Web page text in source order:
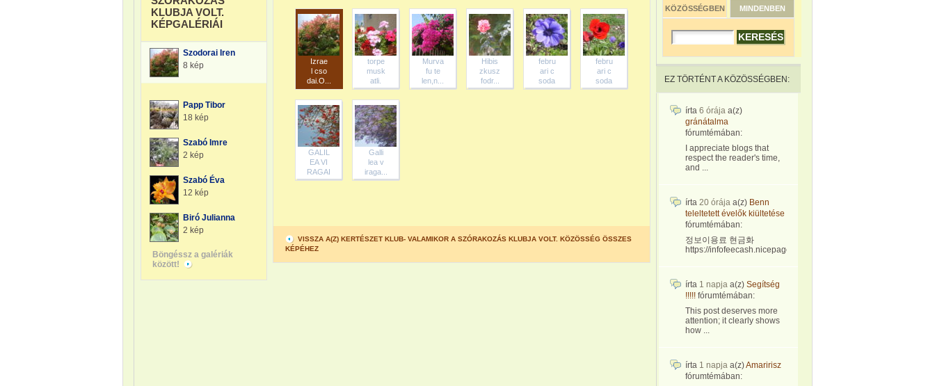
KLUBJA VOLT.
KÉPGALÉRIÁI
Szodorai Iren
8 kép
Papp Tibor
18 kép
Szabó Imre
2 kép
Szabó Éva
12 kép
Biró Julianna
2 kép
Böngéssz a galériák
között!
Izrae
l cso
dai.O...
torpe
musk
atli.
Murva
fu te
len,n...
Hibis
zkusz
fodr...
febru
ari c
soda
febru
ari c
soda
GALIL
EA VI
RAGAI
Galli
lea v
iraga...
VISSZA A(Z) KERTÉSZET KLUB- VALAMIKOR A SZÓRAKOZÁS KLUBJA VOLT. KÖZÖSSÉG ÖSSZES
KÉPÉHEZ
KÖZÖSSÉGBEN MINDENBEN
EZ TÖRTÉNT A KÖZÖSSÉGBEN:
írta 6 órája a(z)
gránátalma
fórumtémában:
I appreciate blogs that
respect the reader's time,
and ...
írta 20 órája a(z) Benn
teleltetett évelők kiültetése
fórumtémában:
정보이용료 현금화
https://infofeecash.nicepage...
írta 1 napja a(z) Segítség
!!!!! fórumtémában:
This post deserves more
attention; it clearly shows
how ...
írta 1 napja a(z)Amaririsz
fórumtémában: